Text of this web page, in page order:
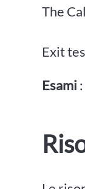
The
Exit
Esami